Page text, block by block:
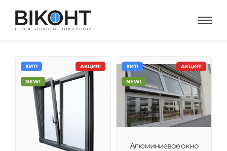
АКЦИЯ!
ХИТ!
NEW!
АКЦИЯ!
ХИТ!
NEW!
Алюминиевое окно